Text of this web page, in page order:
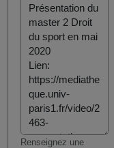
Renseignez une